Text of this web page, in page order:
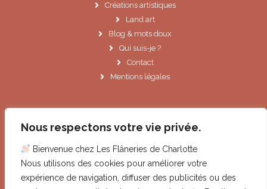
Nous respectons votre vie privée.
Bienvenue chez Les Flâneries de Charlotte
Nous utilisons des cookies pour améliorer votre
expérience de navigation, diffuser des publicités ou des
Créations artistiques
Land art
Blog & mots doux
Qui suis-je ?
Contact
Mentions légales
Informations
Le Cannet (06)
contact@lesflaneriesdecharlotte.fr